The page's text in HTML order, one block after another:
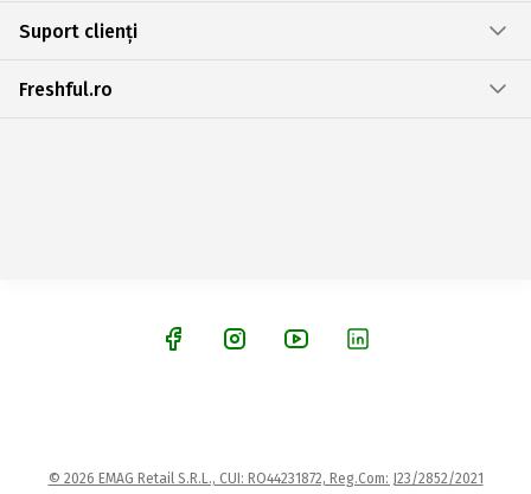
Suport clienți
Freshful.ro
© 2026 EMAG Retail S.R.L., CUI: RO44231872, Reg.Com: J23/2852/2021